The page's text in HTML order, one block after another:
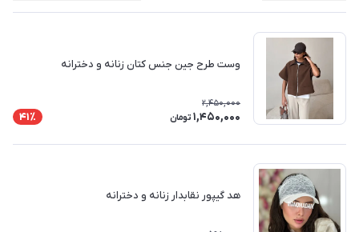
وست طرح جین جنس کتان زنانه و دخترانه
2,450,000
1,450,000 تومان 41٪
هد گیپور نقابدار زنانه و دخترانه